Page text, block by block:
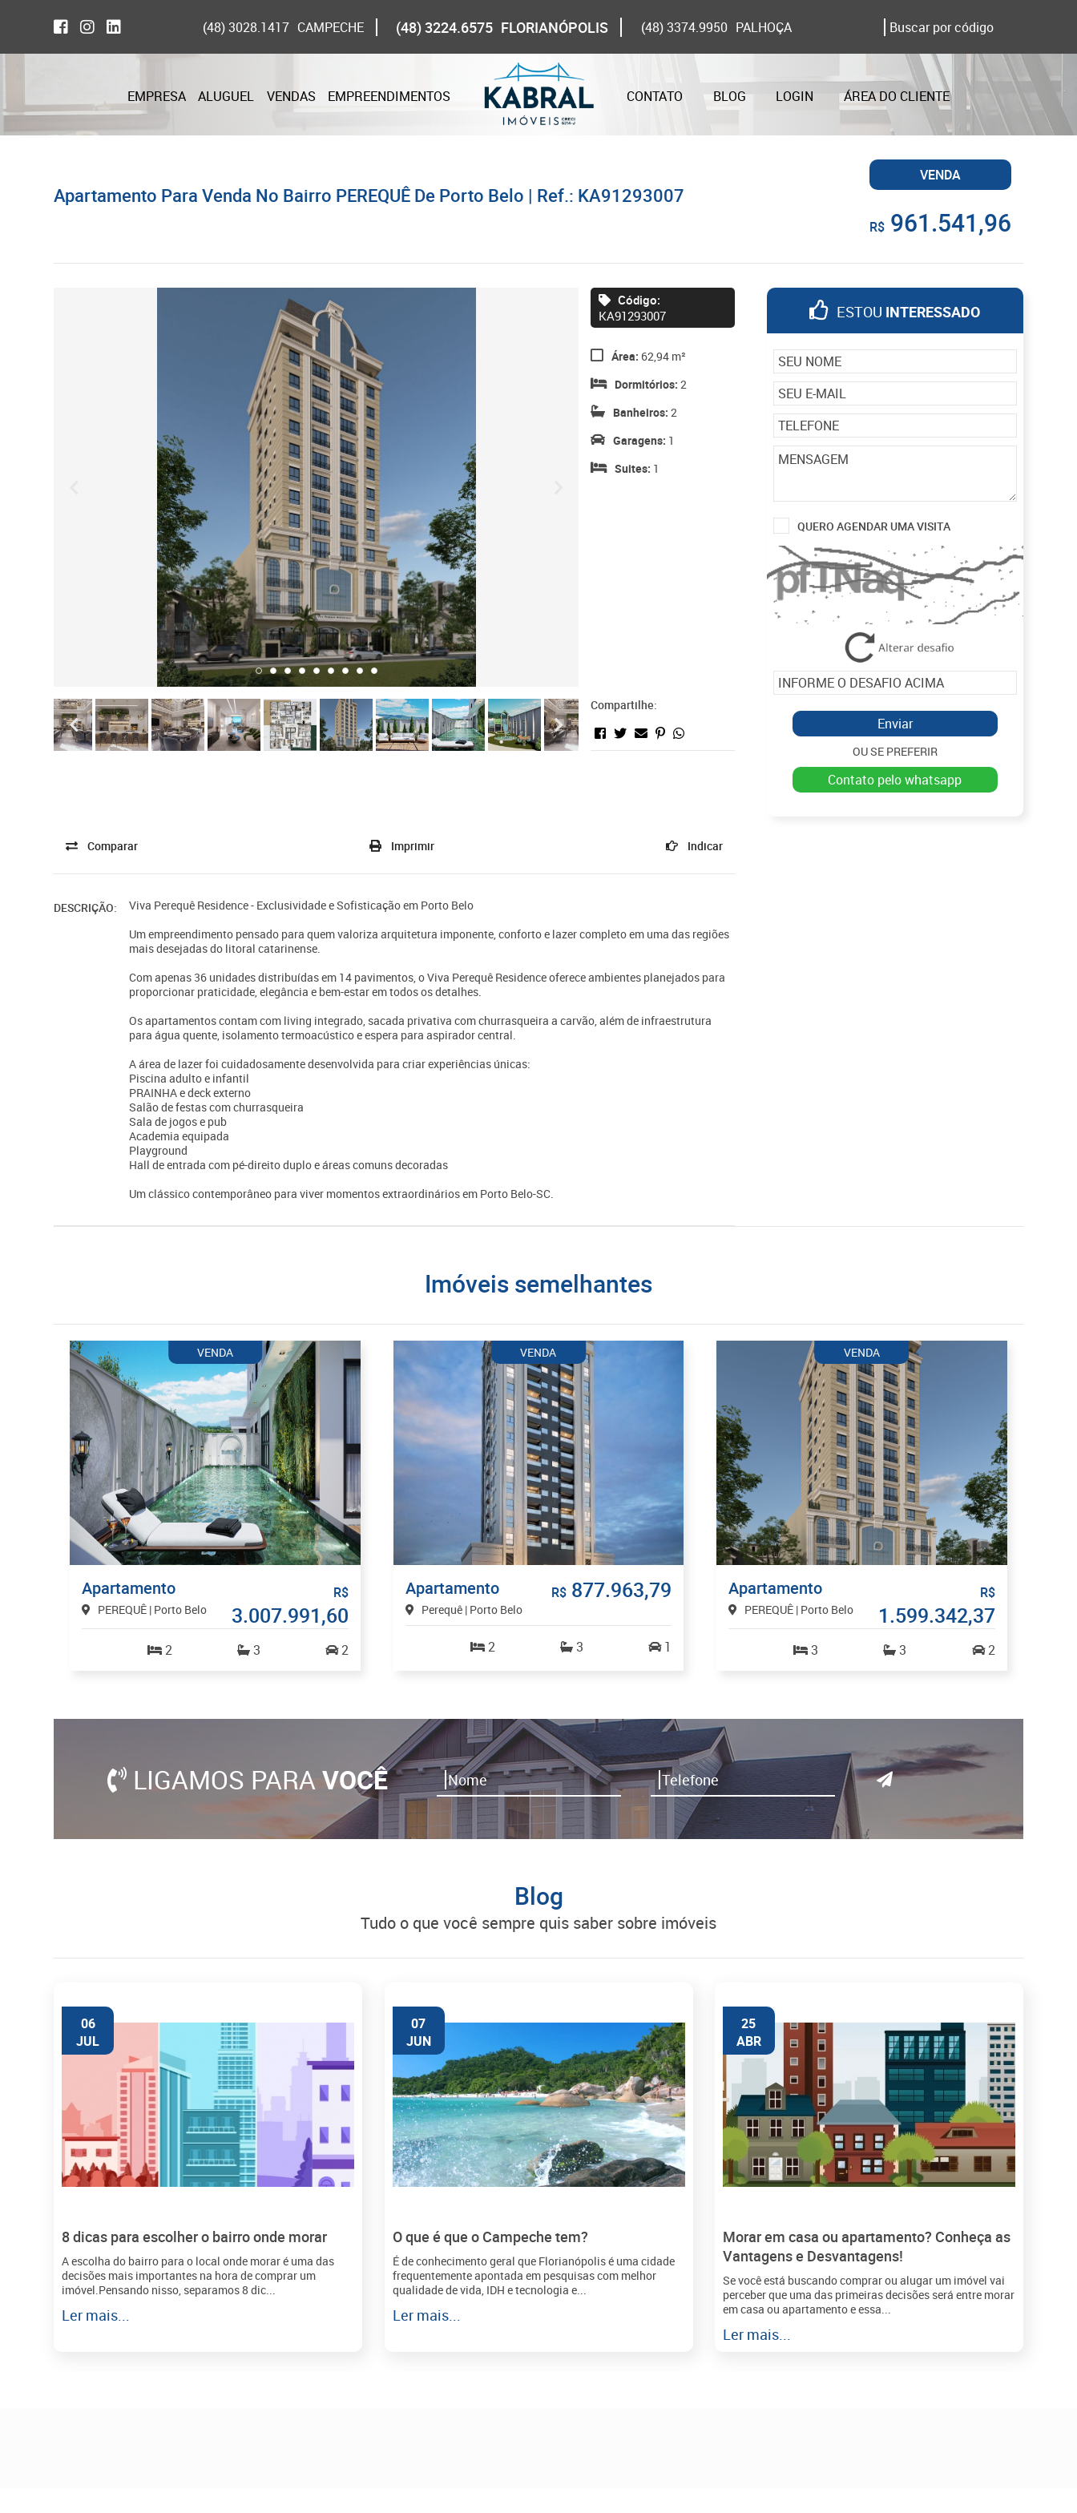
(48) 3028.1417 CAMPECHE (48) 3224.6575 FLORIANÓPOLIS (48) 3374.9950 PALHOÇA
EMPRESA ALUGUEL VENDAS EMPREENDIMENTOS CONTATO BLOG LOGIN ÁREA DO CLIENTE
Apartamento Para Venda No Bairro PEREQUÊ De Porto Belo | Ref.: KA91293007
VENDA
R$961.541,96
ESTOU INTERESSADO
QUERO AGENDAR UMA VISITA
Enviar
OU SE PREFERIR
contato pelo whatsapp
Código:
KA91293007
Área: 62,94 m²
Dormitórios: 2
Banheiros: 2
Garagens: 1
Suites: 1
Compartilhe:
Comparar Imprimir Indicar
DESCRIÇÃO:
Viva Perequê Residence - Exclusividade e Sofisticação em Porto Belo
Um empreendimento pensado para quem valoriza arquitetura imponente, conforto e lazer completo em uma das regiões
mais desejadas do litoral catarinense.
Com apenas 36 unidades distribuídas em 14 pavimentos, o Viva Perequê Residence oferece ambientes planejados para
proporcionar praticidade, elegância e bem-estar em todos os detalhes.
Os apartamentos contam com living integrado, sacada privativa com churrasqueira a carvão, além de infraestrutura
para água quente, isolamento termoacústico e espera para aspirador central.
A área de lazer foi cuidadosamente desenvolvida para criar experiências únicas:
Piscina adulto e infantil
PRAINHA e deck externo
Salão de festas com churrasqueira
Sala de jogos e pub
Academia equipada
Playground
Hall de entrada com pé-direito duplo e áreas comuns decoradas
Um clássico contemporâneo para viver momentos extraordinários em Porto Belo-SC.
imóveis semelhantes
VENDA
Apartamento
PEREQUÊ | Porto Belo
R$
3.007.991,60
2 3 2
VENDA
Apartamento
Perequê | Porto Belo
R$ 877.963,79
2 3 1
VENDA
Apartamento
PEREQUÊ | Porto Belo
R$
1.599.342,37
3 3 2
LIGAMOS PARAVOCÊ
Blog
tudo o que você sempre quis saber sobre imóveis
06
JUL
8 dicas para escolher o bairro onde morar
A escolha do bairro para o local onde morar é uma das
decisões mais importantes na hora de comprar um
imóvel.Pensando nisso, separamos 8 dic...
Ler mais...
07
JUN
O que é que o Campeche tem?
É de conhecimento geral que Florianópolis é uma cidade
frequentemente apontada em pesquisas com melhor
qualidade de vida, IDH e tecnologia e...
Ler mais...
25
ABR
Morar em casa ou apartamento? Conheça as
Vantagens e Desvantagens!
Se você está buscando comprar ou alugar um imóvel vai
perceber que uma das primeiras decisões será entre morar
em casa ou apartamento e essa...
Ler mais...